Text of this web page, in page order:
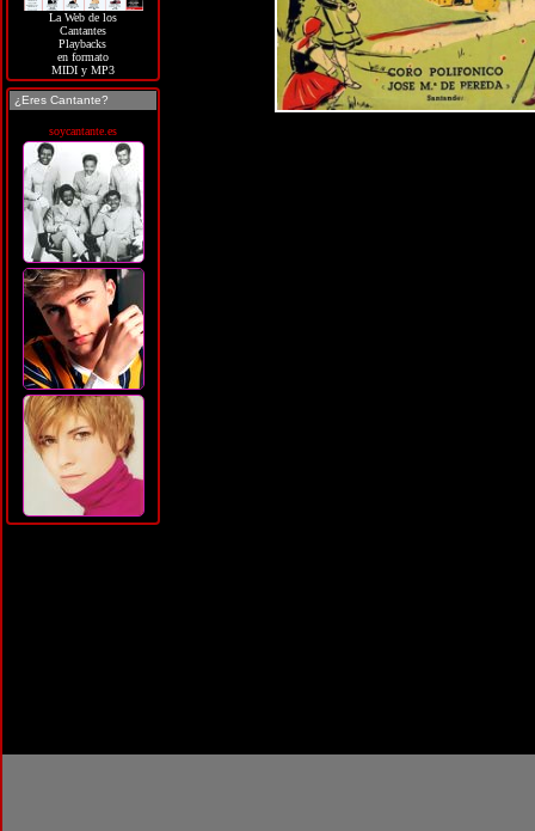
La Web de los
Cantantes
Playbacks
en formato
MIDI y MP3
¿Eres Cantante?
soycantante.es